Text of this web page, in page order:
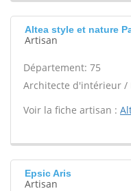
Altea style et nature
Artisan
Département: 75
Architecte d'intérieur /
Voir la fiche artisan :
Epsic Aris
Artisan